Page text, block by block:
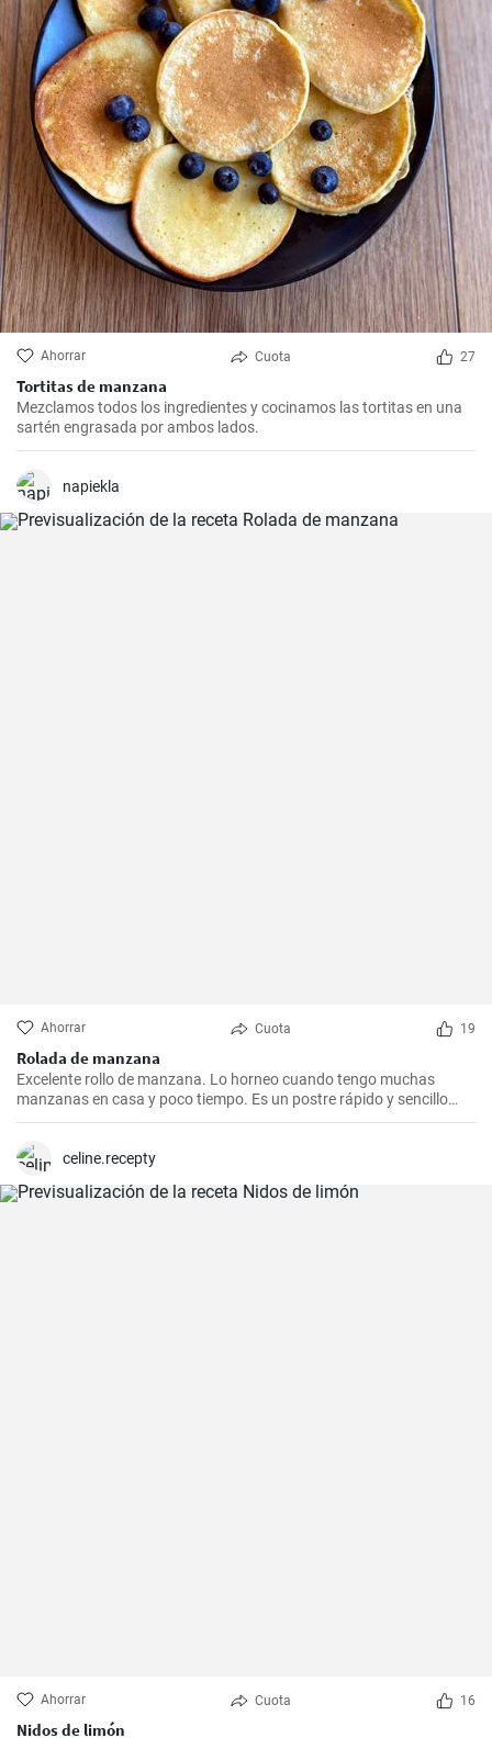
Ahorrar Cuota 27
Tortitas de manzana
Mezclamos todos los ingredientes y cocinamos las tortitas en una
sartén engrasada por ambos lados.
napiekla
Ahorrar Cuota 19
Rolada de manzana
Excelente rollo de manzana. Lo horneo cuando tengo muchas
manzanas en casa y poco tiempo. Es un postre rápido y sencillo
que siempre agrada.
celine.recepty
Ahorrar Cuota 16
Nidos de limón